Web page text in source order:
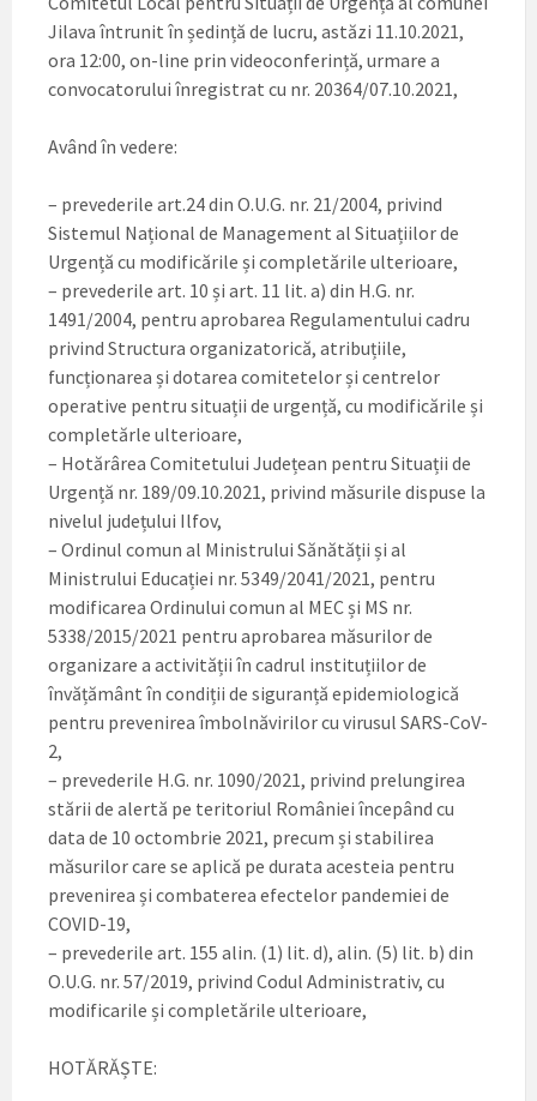
Jilava întrunit în ședință de lucru, astăzi 11.10.2021,
ora 12:00, on-line prin videoconferință, urmare a
convocatorului înregistrat cu nr. 20364/07.10.2021,
Având în vedere:
– prevederile art.24 din O.U.G. nr. 21/2004, privind
Sistemul Național de Management al Situațiilor de
Urgență cu modificările și completările ulterioare,
– prevederile art. 10 și art. 11 lit. a) din H.G. nr.
1491/2004, pentru aprobarea Regulamentului cadru
privind Structura organizatorică, atribuțiile,
funcționarea și dotarea comitetelor și centrelor
operative pentru situații de urgență, cu modificările și
completărle ulterioare,
– Hotărârea Comitetului Județean pentru Situații de
Urgență nr. 189/09.10.2021, privind măsurile dispuse la
nivelul județului Ilfov,
– Ordinul comun al Ministrului Sănătății și al
Ministrului Educației nr. 5349/2041/2021, pentru
modificarea Ordinului comun al MEC și MS nr.
5338/2015/2021 pentru aprobarea măsurilor de
organizare a activității în cadrul instituțiilor de
învățământ în condiții de siguranță epidemiologică
pentru prevenirea îmbolnăvirilor cu virusul SARS-CoV-
2,
– prevederile H.G. nr. 1090/2021, privind prelungirea
stării de alertă pe teritoriul României începând cu
data de 10 octombrie 2021, precum și stabilirea
măsurilor care se aplică pe durata acesteia pentru
prevenirea și combaterea efectelor pandemiei de
COVID-19,
– prevederile art. 155 alin. (1) lit. d), alin. (5) lit. b) din
O.U.G. nr. 57/2019, privind Codul Administrativ, cu
modificarile și completările ulterioare,
HOTĂRĂȘTE: